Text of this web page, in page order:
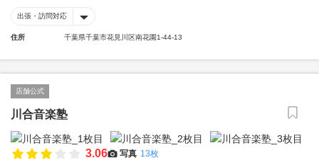
出張・訪問対応
住所 千葉県千葉市花見川区南花園1-44-13
店舗公式
川合音楽塾
3.06 写真 13枚